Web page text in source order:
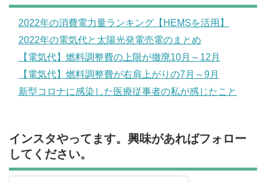
2022年の消費電力量ランキング【HEMSを活用】
2022年の電気代と太陽光発電売電のまとめ
【電気代】燃料調整費の上限が撤廃10月～12月
【電気代】燃料調整費が右肩上がりの7月～9月
新型コロナに感染した医療従事者の私が感じたこと
インスタやってます。興味があればフォロー
してください。